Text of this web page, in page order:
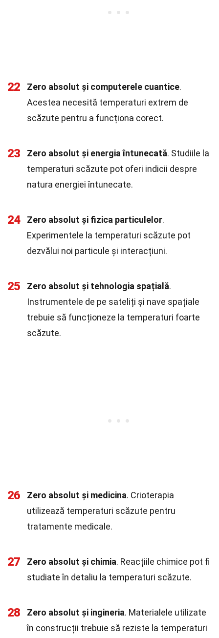
22 Zero absolut și computerele cuantice.
Acestea necesită temperaturi extrem de
scăzute pentru a funcționa corect.
23 Zero absolut și energia întunecată. Studiile la
temperaturi scăzute pot oferi indicii despre
natura energiei întunecate.
24 Zero absolut și fizica particulelor.
Experimentele la temperaturi scăzute pot
dezvălui noi particule și interacțiuni.
25 Zero absolut și tehnologia spațială.
Instrumentele de pe sateliți și nave spațiale
trebuie să funcționeze la temperaturi foarte
scăzute.
26 Zero absolut și medicina. Crioterapia
utilizează temperaturi scăzute pentru
tratamente medicale.
27 Zero absolut și chimia. Reacțiile chimice pot fi
studiate în detaliu la temperaturi scăzute.
28 Zero absolut și ingineria. Materialele utilizate
în construcții trebuie să reziste la temperaturi